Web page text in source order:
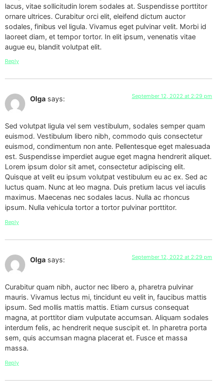
lacus, vitae sollicitudin lorem sodales at. Suspendisse porttitor
ornare ultrices. Curabitur orci elit, eleifend dictum auctor
sodales, finibus vel ligula. Vivamus eget pulvinar velit. Morbi id
laoreet diam, et tempor tortor. In elit ipsum, venenatis vitae
augue eu, blandit volutpat elit.
Reply
Olga says: September 12, 2022 at 2:29 pm
Sed volutpat ligula vel sem vestibulum, sodales semper quam
euismod. Vestibulum libero nibh, commodo quis consectetur
euismod, condimentum non ante. Pellentesque eget malesuada
est. Suspendisse imperdiet augue eget magna hendrerit aliquet.
Lorem ipsum dolor sit amet, consectetur adipiscing elit.
Quisque at velit eu ipsum volutpat vestibulum eu ac ex. Sed ac
luctus quam. Nunc at leo magna. Duis pretium lacus vel iaculis
maximus. Maecenas nec sodales lacus. Nulla ac rhoncus
ipsum. Nulla vehicula tortor a tortor pulvinar porttitor.
Reply
Olga says: September 12, 2022 at 2:29 pm
Curabitur quam nibh, auctor nec libero a, pharetra pulvinar
mauris. Vivamus lectus mi, tincidunt eu velit in, faucibus mattis
ipsum. Sed mollis mattis mattis. Etiam cursus consequat
magna, at porttitor diam vulputate accumsan. Aliquam sodales
interdum felis, ac hendrerit neque suscipit et. In pharetra porta
sem, quis accumsan magna placerat et. Fusce et massa
massa.
Reply